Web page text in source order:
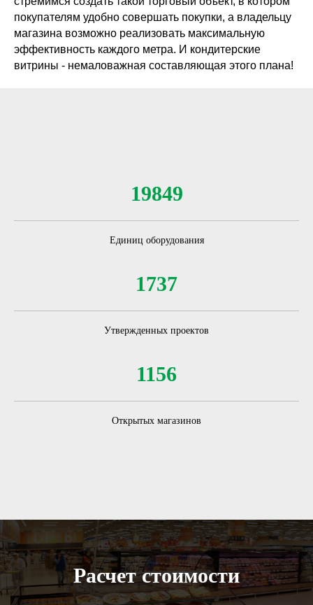
покупателям удобно совершать покупки, а владельцу
магазина возможно реализовать максимальную
эффективность каждого метра. И кондитерские
витрины - немаловажная составляющая этого плана!
19849
Единиц оборудования
1737
Утвержденных проектов
1156
Открытых магазинов
Расчет стоимости